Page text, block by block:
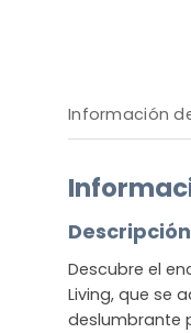
Información
Descubre el
Living, que se
deslumbrante